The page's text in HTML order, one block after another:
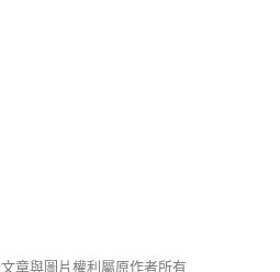
文章與圖片權利屬原作者所有